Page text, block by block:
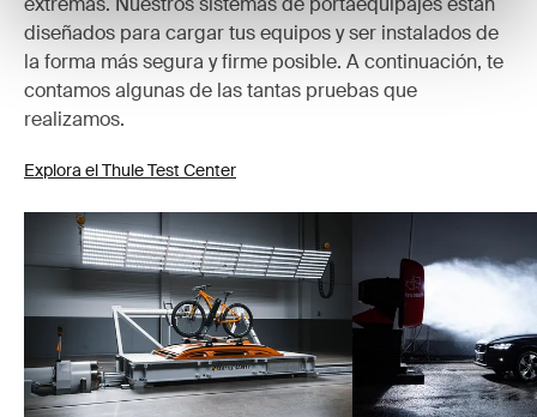
diseñados para cargar tus equipos y ser instalados de
la forma más segura y firme posible. A continuación, te
contamos algunas de las tantas pruebas que
realizamos.
Explora el Thule Test Center